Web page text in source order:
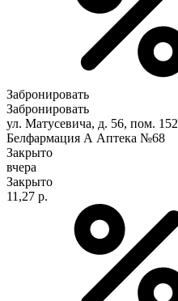
Забронировать
Забронировать
ул. Матусевича, д. 56, пом. 152
Белфармация А Аптека №68
Закрыто
вчера
Закрыто
11,27 р.